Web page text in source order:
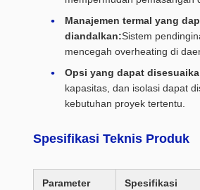
Manajemen termal yang
diandalkan:Sistem
mencegah overheating di
Opsi yang dapat
kapasitas, dan isolasi dapat
kebutuhan proyek tertentu.
Spesifikasi Teknis Produk
Parameter Spesifikasi